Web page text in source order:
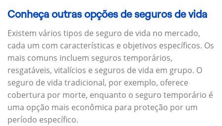
Conheça outras opções de seguros de vida
Existem vários tipos de seguro de vida no mercado,
cada um com características e objetivos específicos. Os
mais comuns incluem seguros temporários,
resgatáveis, vitalícios e seguros de vida em grupo. O
seguro de vida tradicional, por exemplo, oferece
cobertura por morte, enquanto o seguro temporário é
uma opção mais econômica para proteção por um
período específico.